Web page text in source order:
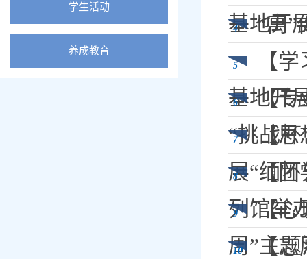
学生活动
养成教育
基地开
4 “寓”
5
【
基地开
6
【专
“挑战
7
【思
展“缅
8
【团
列馆举
9
【心
周”主
10
【志